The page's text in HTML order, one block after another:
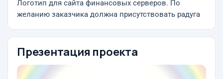
Логотип для сайта финансовых серверов. По
желанию заказчика должна присутствовать радуга
Презентация проекта